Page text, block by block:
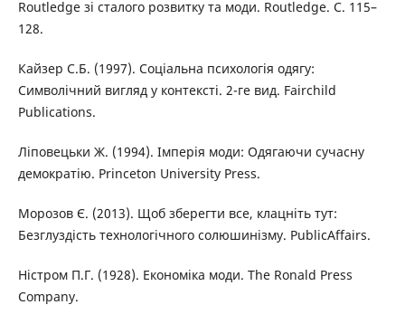
Routledge зі сталого розвитку та моди. Routledge. С. 115–
128.
Кайзер С.Б. (1997). Соціальна психологія одягу:
Символічний вигляд у контексті. 2-ге вид. Fairchild
Publications.
Ліповецьки Ж. (1994). Імперія моди: Одягаючи сучасну
демократію. Princeton University Press.
Морозов Є. (2013). Щоб зберегти все, клацніть тут:
Безглуздість технологічного солюшинізму. PublicAffairs.
Ністром П.Г. (1928). Економіка моди. The Ronald Press
Company.